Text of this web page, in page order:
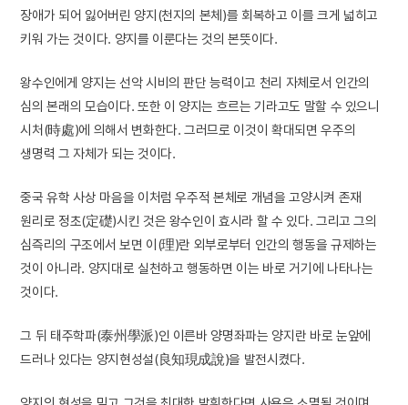
장애가 되어 잃어버린 양지(천지의 본체)를 회복하고 이를 크게 넓히고
키워 가는 것이다. 양지를 이룬다는 것의 본뜻이다.
왕수인에게 양지는 선악 시비의 판단 능력이고 천리 자체로서 인간의
심의 본래의 모습이다. 또한 이 양지는 흐르는 기라고도 말할 수 있으니
시처(時處)에 의해서 변화한다. 그러므로 이것이 확대되면 우주의
생명력 그 자체가 되는 것이다.
중국 유학 사상 마음을 이처럼 우주적 본체로 개념을 고양시켜 존재
원리로 정초(定礎)시킨 것은 왕수인이 효시라 할 수 있다. 그리고 그의
심즉리의 구조에서 보면 이(理)란 외부로부터 인간의 행동을 규제하는
것이 아니라. 양지대로 실천하고 행동하면 이는 바로 거기에 나타나는
것이다.
그 뒤 태주학파(泰州學派)인 이른바 양명좌파는 양지란 바로 눈앞에
드러나 있다는 양지현성설(良知現成說)을 발전시켰다.